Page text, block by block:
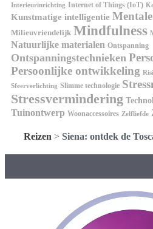
Interieurinrichting Internet of Things (IoT)
Kunstmatige intelligentie
Milieuvriendelijk Mindfulness
Natuurlijke materialen Ontspanning
Ontspanningstechnieken
Persoonlijke ontwikkeling
Sfeerverlichting Slimme technologie
Stressvermindering
Tuinontwerp Woonaccessoires Zelfliefde
Reizen > Siena: ontdek de